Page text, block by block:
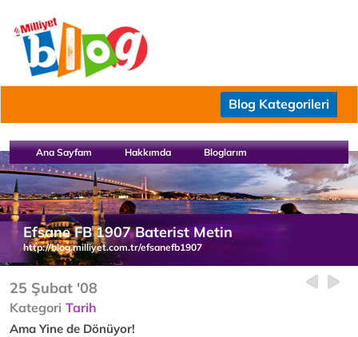
Blog Kategorileri
Ana Sayfam Hakkımda Bloglarım
Efsane FB 1907 Baterist Metin
http://blog.milliyet.com.tr/efsanefb1907
25 Şubat '08
Kategori Tarih
Ama Yine de Dönüyor!